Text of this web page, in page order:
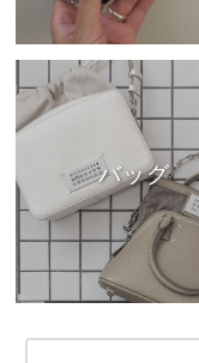
バッグ